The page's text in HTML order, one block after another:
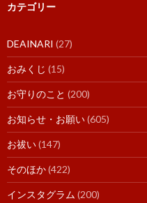
カテゴリー
DEAINARI (27)
おみくじ (15)
お守りのこと (200)
お知らせ・お願い(605)
お祓い(147)
そのほか(422)
インスタグラム (200)